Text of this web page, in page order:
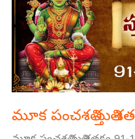
మూక పంచశతి స్తుతి
స్తుతి
శతకం
91-
102
శ్లోకాలు